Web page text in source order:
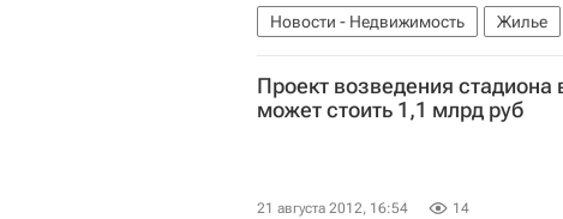
Новости - Недвижимость Жилье
Проект возведения
может стоить 1,1 млрд руб
21 августа 2012, 16:54 14